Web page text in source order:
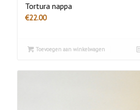
Tortura nappa
€22.00
Toevoegen aan winkelwagen